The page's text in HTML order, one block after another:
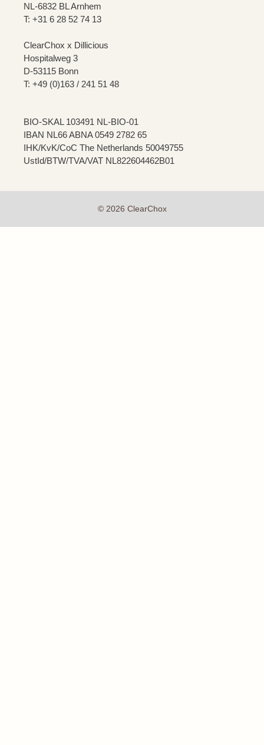
NL-6832 BL Arnhem
T: +31 6 28 52 74 13
ClearChox x Dillicious
Hospitalweg 3
D-53115 Bonn
T: +49 (0)163 / 241 51 48
BIO-SKAL 103491 NL-BIO-01
IBAN NL66 ABNA 0549 2782 65
IHK/KvK/CoC The Netherlands 50049755
UstId/BTW/TVA/VAT NL822604462B01
© 2026 ClearChox